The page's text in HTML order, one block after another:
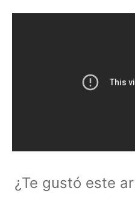
¿Te gustó este